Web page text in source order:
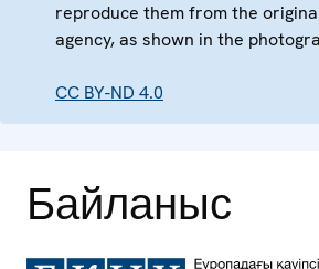
reproduce them from the
agency, as shown in the
CC BY-ND 4.0
Байланыс